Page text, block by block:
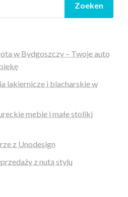
Zoeken
w Bydgoszczy – Twoje auto
lakiernicze i blacharskie w
meble i małe stoliki
z Unodesign
z nutą stylu